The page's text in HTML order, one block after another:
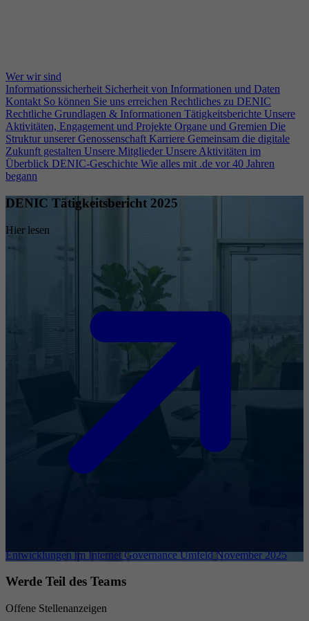
Wer wir sind
Informationssicherheit Sicherheit von Informationen und Daten
Kontakt So können Sie uns erreichen Rechtliches zu DENIC
Rechtliche Grundlagen & Informationen Tätigkeitsberichte Unsere
Aktivitäten, Engagement und Projekte Organe und Gremien Die
Struktur unserer Genossenschaft Karriere Gemeinsam die digitale
Zukunft gestalten Unsere Mitglieder Unsere Aktivitäten im
Überblick DENIC-Geschichte Wie alles mit .de vor 40 Jahren
begann
DENIC Tätigkeitsbericht 2025
Hier lesen
Entwicklungen im Internet Governance Umfeld November 2025
Werde Teil des Teams
Offene Stellenanzeigen